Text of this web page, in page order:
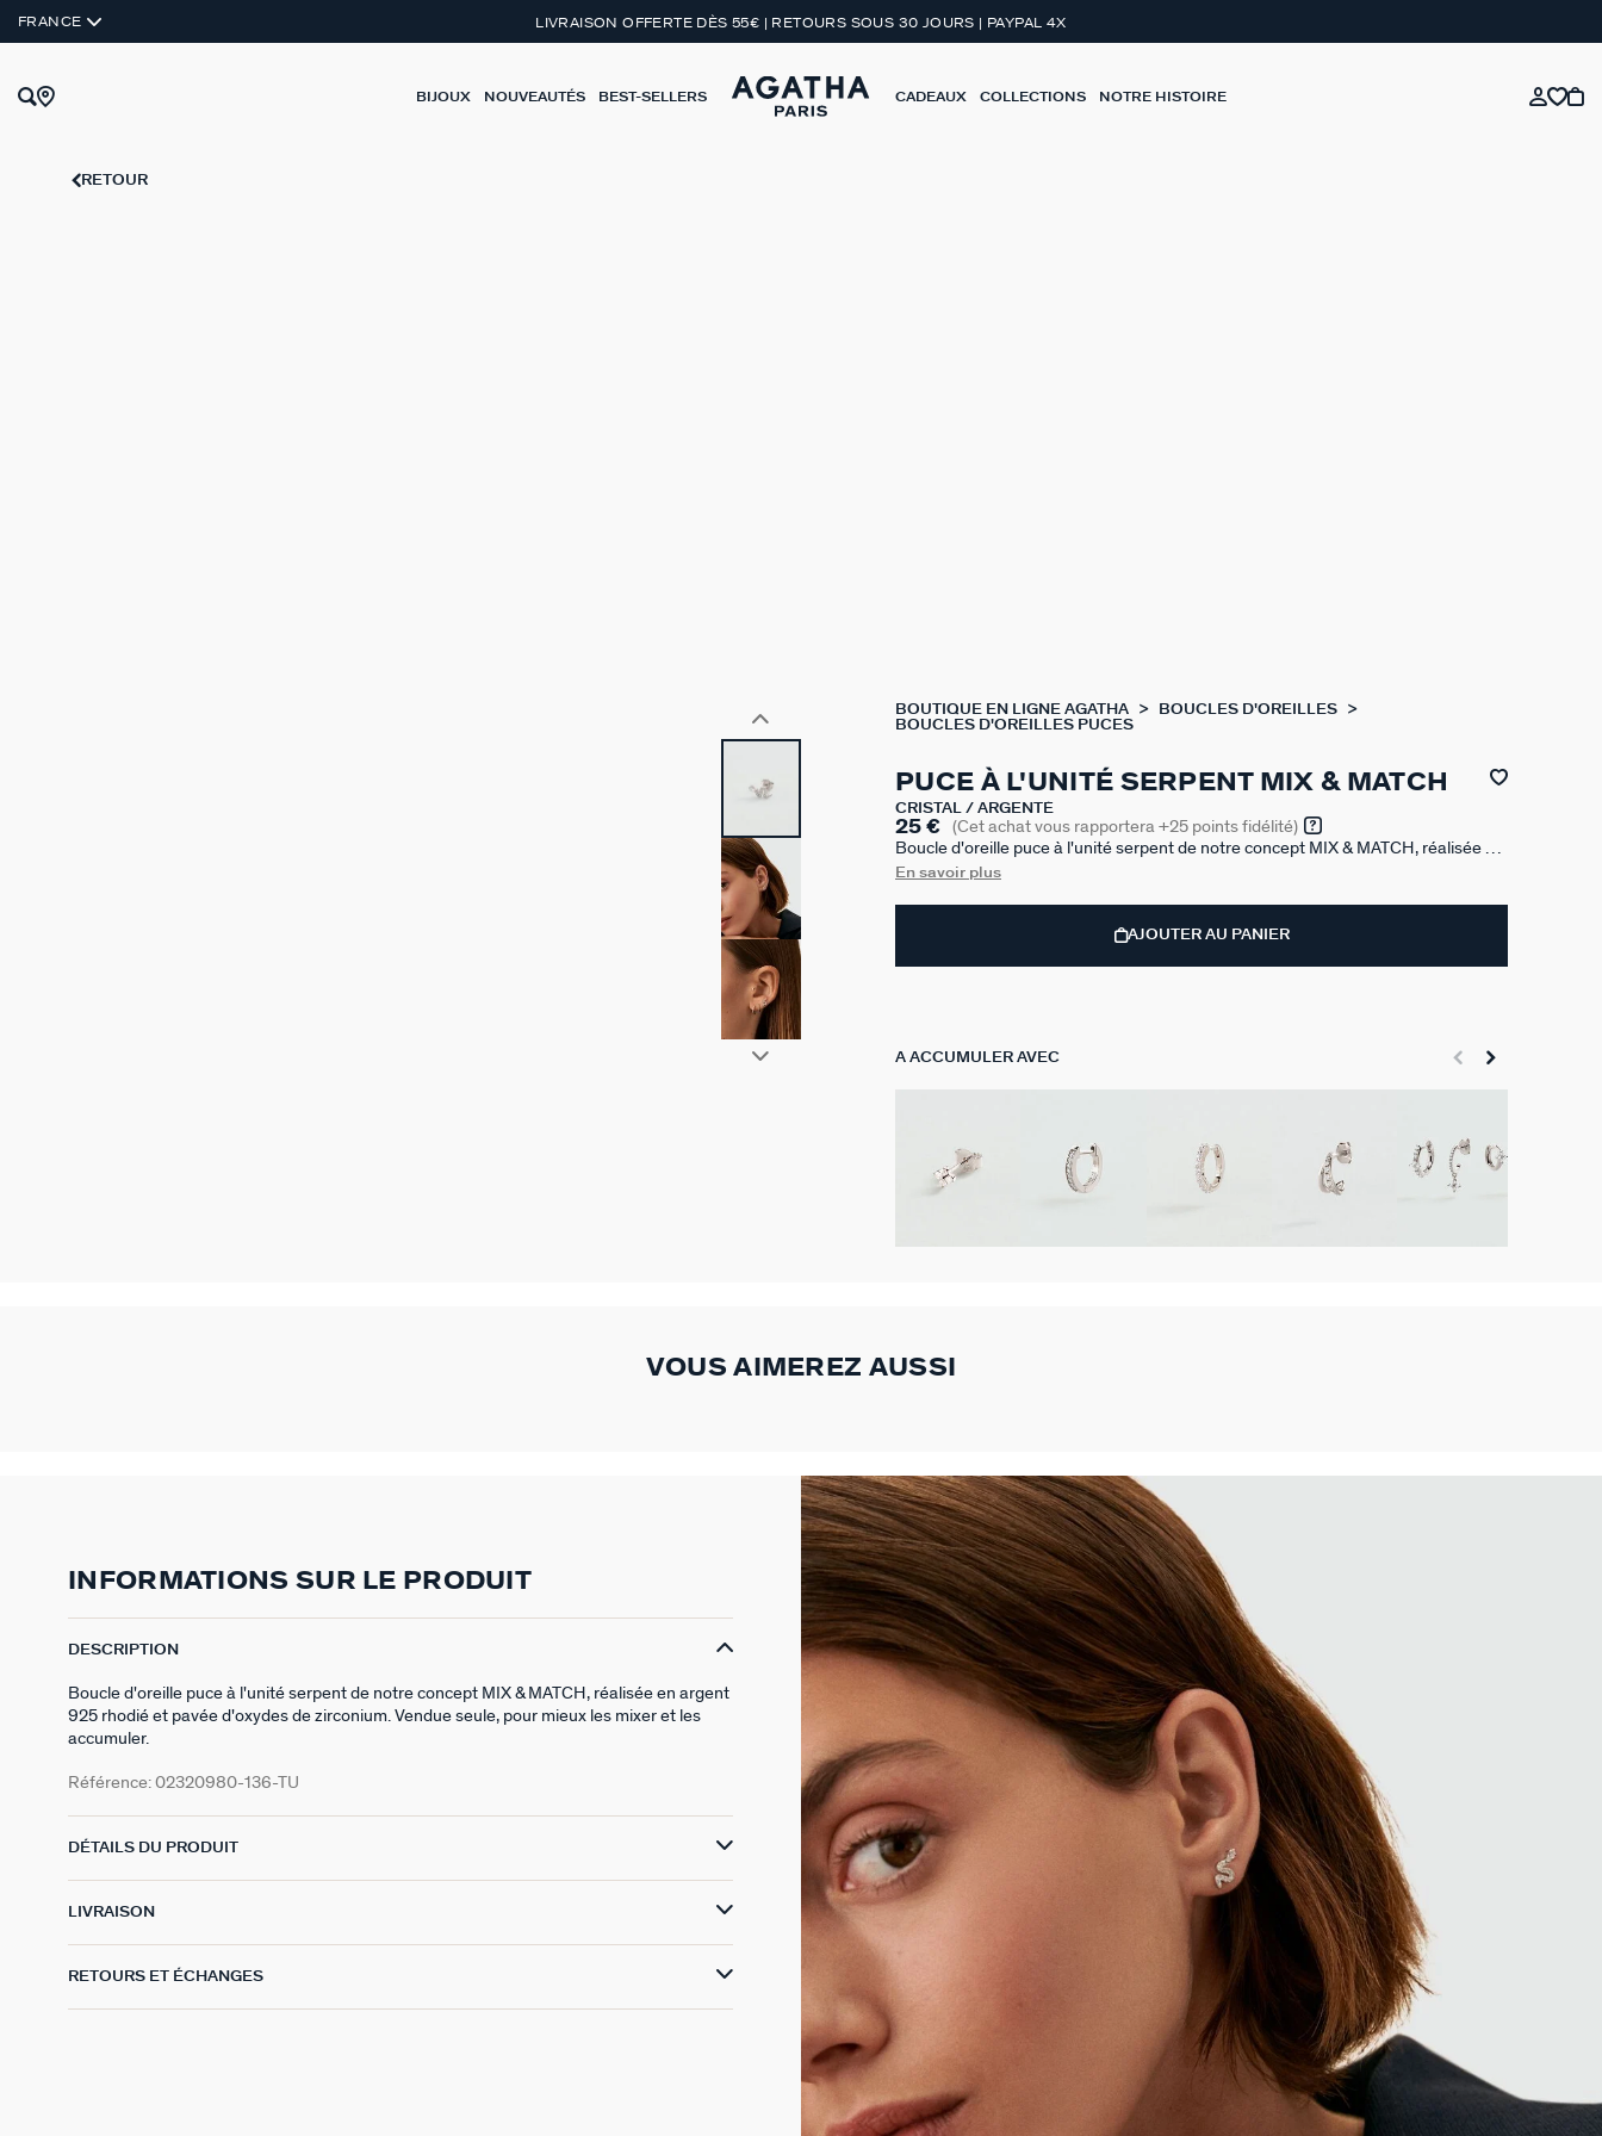
FRANCE LIVRAISON OFFERTE DÈS 55€ | RETOURS SOUS 30 JOURS | PAYPAL 4X
BIJOUX NOUVEAUTÉS BEST-SELLERS CADEAUX COLLECTIONS NOTRE HISTOIRE
RETOUR
BOUTIQUE EN LIGNE AGATHA
BOUCLES D'OREILLES
BOUCLES D'OREILLES PUCES
PUCE À L'UNITÉ SERPENT MIX & MATCH
CRISTAL / ARGENTÉ
25 € (Cet achat vous rapportera +25 points fidélité)
Boucle d'oreille puce à l'unité serpent de notre concept MIX & MATCH, réalisée en
argent 925 rhodié et pavée d'oxydes de zirconium. Vendue seule, pour mieux les
En savoir plus
AJOUTER AU PANIER
A ACCUMULER AVEC
VOUS AIMEREZ AUSSI
INFORMATIONS SUR LE PRODUIT
DESCRIPTION
Boucle d'oreille puce à l'unité serpent de notre concept MIX & MATCH, réalisée en argent
925 rhodié et pavée d'oxydes de zirconium. Vendue seule, pour mieux les mixer et les
accumuler.
Référence: 02320980-136-TU
DÉTAILS DU PRODUIT
LIVRAISON
RETOURS ET ÉCHANGES